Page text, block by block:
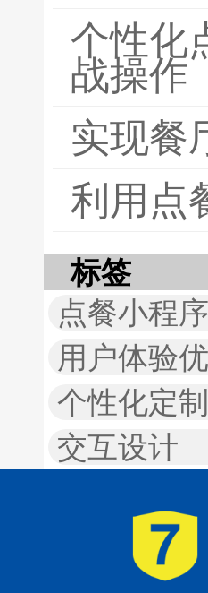
个性化
战操作
实现餐
利用点
标签
点餐小程序
用户体验
个性化定制
交互设计